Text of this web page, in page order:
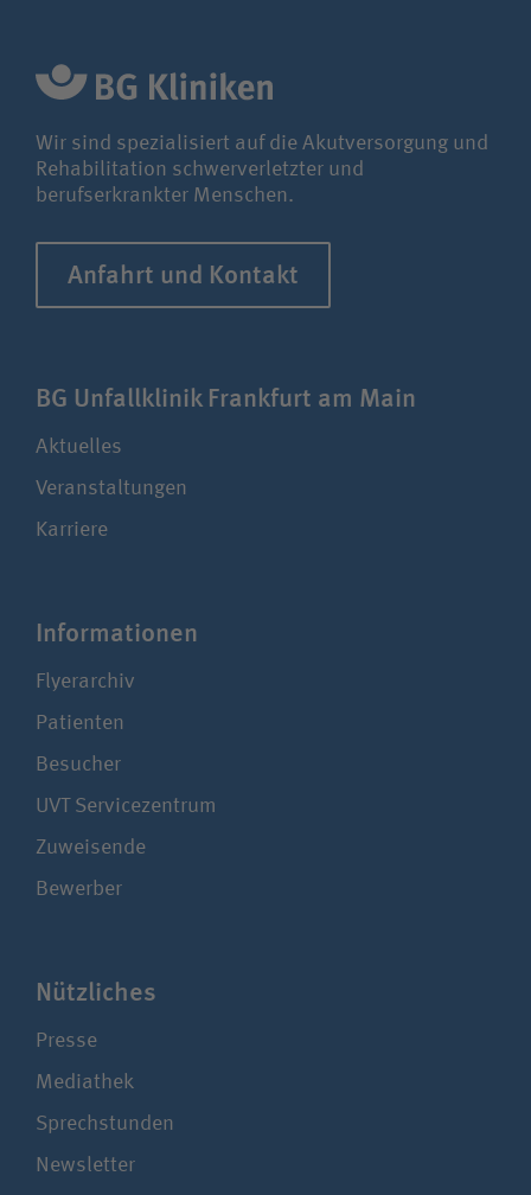
Wir sind spezialisiert auf die Akutversorgung und
Rehabilitation schwerverletzter und
berufserkrankter Menschen.
Anfahrt und Kontakt
BG Unfallklinik Frankfurt am Main
Aktuelles
Veranstaltungen
Karriere
Infor­ma­tionen
Flyerarchiv
Patienten
Besucher
UVT Service­zentrum
Zuweisende
Bewerber
Nützliches
Presse
Mediathek
Sprechstunden
Newsletter